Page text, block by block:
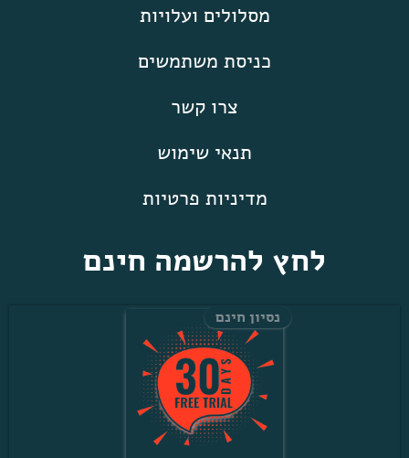
מסלולים ועלויות
כניסת משתמשים
צרו קשר
תנאי שימוש
מדיניות פרטיות
לחץ להרשמה חינם
נסיון חינם